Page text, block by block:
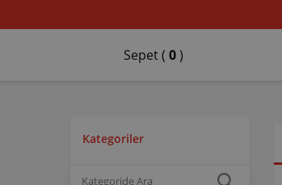
Sepet ( 0)
Kategoriler